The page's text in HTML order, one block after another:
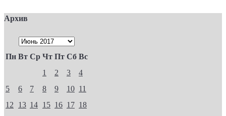
Архив
Пн Вт Ср Чт Пт Сб Вс
1 2 3
4
5
6 7 8 9 10 11
12
13 14 15 16 17 18